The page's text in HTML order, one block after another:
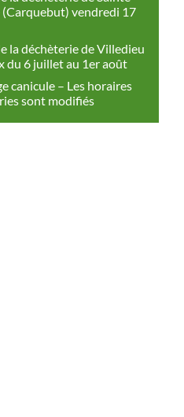
(Carquebut) vendredi 17
la déchèterie de Villedieu
du 6 juillet au 1er août
canicule – Les horaires
sont modifiés